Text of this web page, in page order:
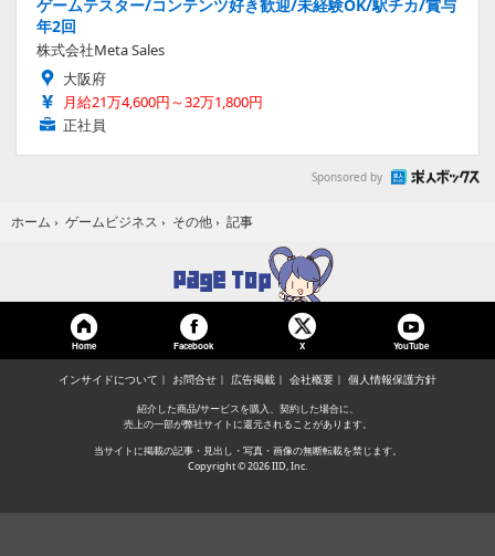
ゲームテスター/コンテンツ好き歓迎/未経験OK/駅チカ/賞与
年2回
株式会社Meta Sales
大阪府
月給21万4,600円～32万1,800円
正社員
Sponsored by
ホーム › ゲームビジネス › その他 › 記事
Home Facebook X YouTube
インサイドについて お問合せ 広告掲載 会社概要 個人情報保護方針
紹介した商品/サービスを購入、契約した場合に、
売上の一部が弊社サイトに還元されることがあります。
当サイトに掲載の記事・見出し・写真・画像の無断転載を禁じます。
Copyright © 2026 IID, Inc.